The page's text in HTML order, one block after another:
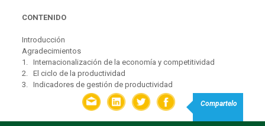
CONTENIDO
Introducción
Agradecimientos
1.
Internacionalización de la economía y competitividad
2.
El ciclo de la productividad
3.
Indicadores de gestión de productividad
Compartelo